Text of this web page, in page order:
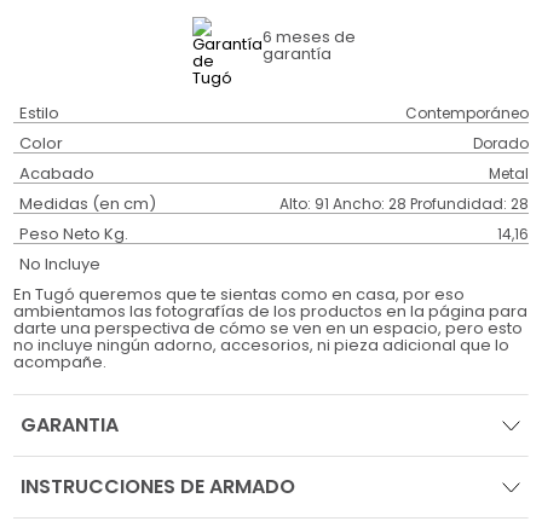
6 meses de
garantía
Estilo Contemporáneo
Color Dorado
Acabado Metal
Medidas (en cm) Alto: 91 Ancho: 28 Profundidad: 28
Peso Neto Kg. 14,16
No Incluye
En Tugó queremos que te sientas como en casa, por eso
ambientamos las fotografías de los productos en la página para
darte una perspectiva de cómo se ven en un espacio, pero esto
no incluye ningún adorno, accesorios, ni pieza adicional que lo
acompañe.
GARANTIA
INSTRUCCIONES DE ARMADO